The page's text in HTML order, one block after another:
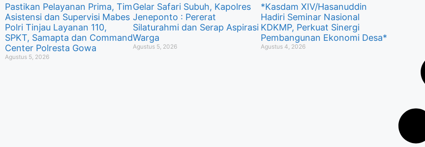
Pastikan Pelayanan Prima, Tim
Asistensi dan Supervisi Mabes
Polri Tinjau Layanan 110,
SPKT, Samapta dan Command
Center Polresta Gowa
Agustus 5, 2026
Gelar Safari Subuh, Kapolres
Jeneponto : Pererat
Silaturahmi dan Serap Aspirasi
Warga
Agustus 5, 2026
*Kasdam XIV/Hasanuddin
Hadiri Seminar Nasional
KDKMP, Perkuat Sinergi
Pembangunan Ekonomi Desa*
Agustus 4, 2026